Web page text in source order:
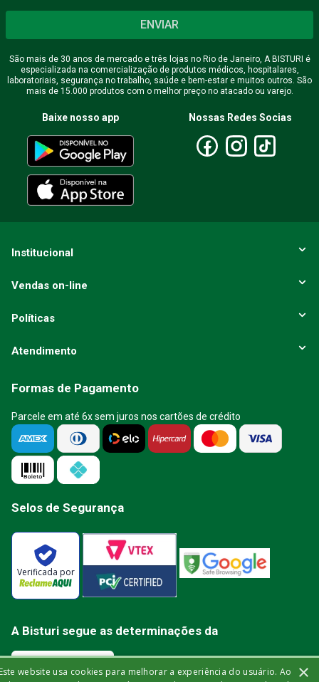
ENVIAR
São mais de 30 anos de mercado e três lojas no Rio de Janeiro, A BISTURI é
especializada na comercialização de produtos médicos, hospitalares,
laboratoriais, segurança no trabalho, saúde e bem-estar e muitos outros. São
mais de 15.000 produtos com o melhor preço no atacado ou varejo.
Baixe nosso app Nossas Redes Socias
Institucional
Vendas on-line
Políticas
Atendimento
Formas de Pagamento
Parcele em até 6x sem juros nos cartões de crédito
Selos de Segurança
Verificada por
A Bisturi segue as determinações da
×
website usa cookies para melhorar a experiência do usuário. Ao